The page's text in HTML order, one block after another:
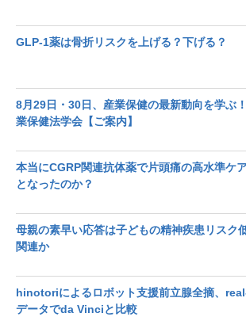
GLP-1薬は骨折リスクを上げる？下げる？
8月29日・30日、産業保健の最新動向を学ぶ
業保健法学会【ご案内】
本当にCGRP関連抗体薬で片頭痛の高水準ケ
となったのか？
母親の素早い応答は子どもの精神疾患リスク
関連か
hinotoriによるロボット支援前立腺全摘、
データでda Vinciと比較